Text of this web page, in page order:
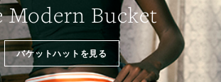
Modern Bucket
バケットハットを見る